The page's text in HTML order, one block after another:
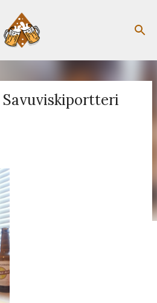
pääsisältöön